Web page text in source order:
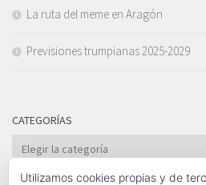
La ruta del meme en Aragón
Previsiones trumpianas 2025-2029
CATEGORÍAS
Categorías
Utilizamos cookies propias y de